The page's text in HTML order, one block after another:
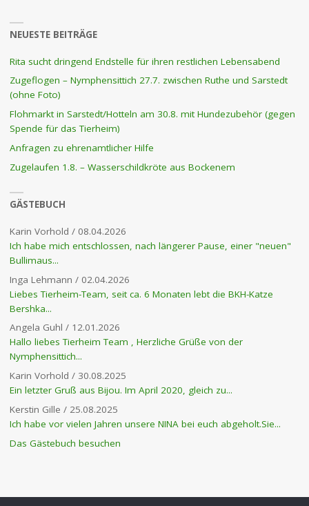
NEUESTE BEITRÄGE
Rita sucht dringend Endstelle für ihren restlichen Lebensabend
Zugeflogen – Nymphensittich 27.7. zwischen Ruthe und Sarstedt
(ohne Foto)
Flohmarkt in Sarstedt/Hotteln am 30.8. mit Hundezubehör (gegen
Spende für das Tierheim)
Anfragen zu ehrenamtlicher Hilfe
Zugelaufen 1.8. – Wasserschildkröte aus Bockenem
GÄSTEBUCH
Karin Vorhold / 08.04.2026
Ich habe mich entschlossen, nach längerer Pause, einer "neuen"
Bullimaus...
Inga Lehmann / 02.04.2026
Liebes Tierheim-Team, seit ca. 6 Monaten lebt die BKH-Katze
Bershka...
Angela Guhl / 12.01.2026
Hallo liebes Tierheim Team , Herzliche Grüße von der
Nymphensittich...
Karin Vorhold / 30.08.2025
Ein letzter Gruß aus Bijou. Im April 2020, gleich zu...
Kerstin Gille / 25.08.2025
Ich habe vor vielen Jahren unsere NINA bei euch abgeholt.Sie...
Das Gästebuch besuchen